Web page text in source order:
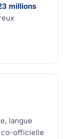
millions
langue
co-officielle